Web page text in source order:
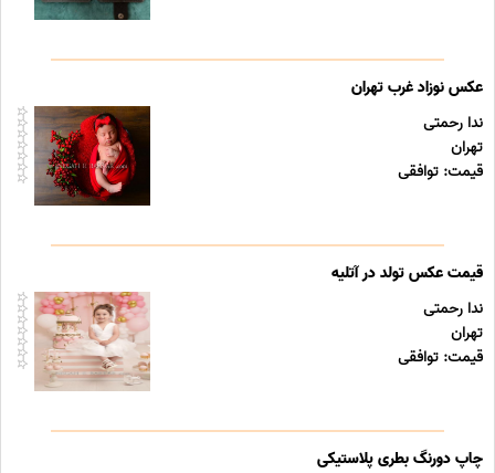
عکس نوزاد غرب تهران
ندا رحمتی
تهران
قیمت: توافقی
قیمت عکس تولد در آتلیه
ندا رحمتی
تهران
قیمت: توافقی
چاپ دورنگ بطری پلاستیکی